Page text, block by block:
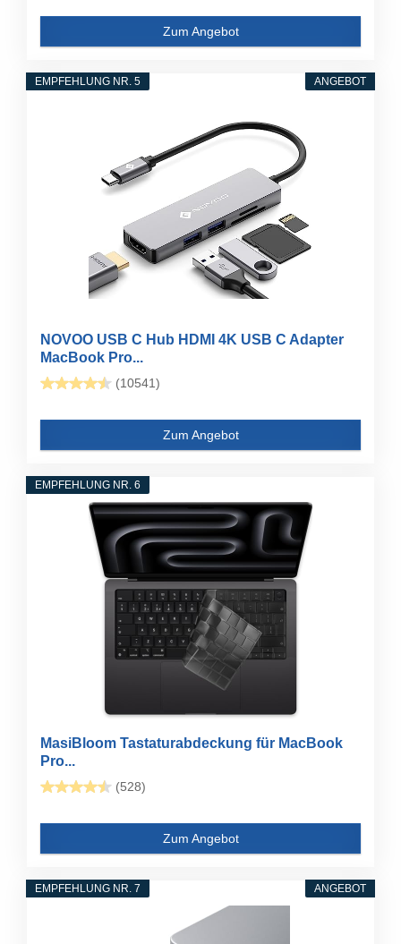
Zum Angebot
ANGEBOT
EMPFEHLUNG NR. 5
NOVOO USB C Hub HDMI 4K USB C Adapter
MacBook Pro...
(10541)
Zum Angebot
EMPFEHLUNG NR. 6
MasiBloom Tastaturabdeckung für MacBook
Pro...
(528)
Zum Angebot
ANGEBOT
EMPFEHLUNG NR. 7